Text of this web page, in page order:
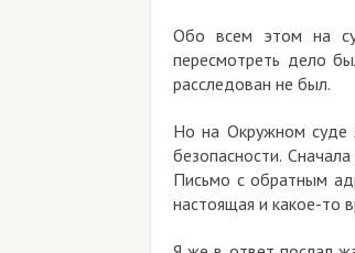
Обо всем этом на
пересмотреть дело
расследован не был.
Но на Окружном суде
безопасности.
Письмо с обратным
настоящая и какое-то